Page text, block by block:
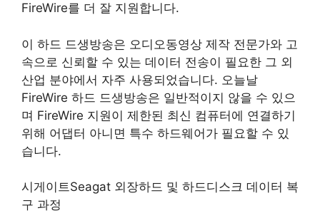
FireWire를 더 잘 지원합니다.
이 하드 드생방송은 오디오동영상 제작 전문가와 고
속으로 신뢰할 수 있는 데이터 전송이 필요한 그 외
산업 분야에서 자주 사용되었습니다. 오늘날
FireWire 하드 드생방송은 일반적이지 않을 수 있으
며 FireWire 지원이 제한된 최신 컴퓨터에 연결하기
위해 어댑터 아니면 특수 하드웨어가 필요할 수 있
습니다.
시게이트Seagat 외장하드 및 하드디스크 데이터 복
구 과정